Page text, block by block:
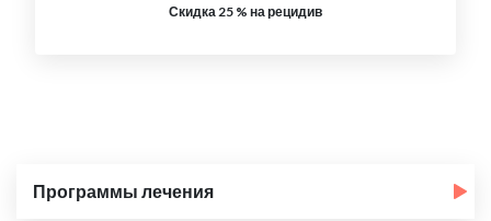
Скидка 25 % на рецидив
Программы лечения